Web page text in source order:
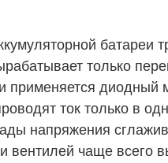
батареи
только
применяется
ток только в
напряжения
вентилей чаще всего